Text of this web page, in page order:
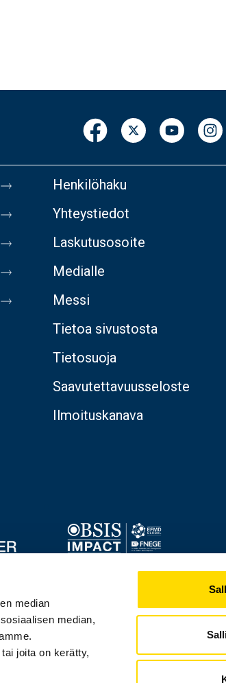
median
median,
joita on kerätty,
Henkilöhaku
Yhteystiedot
Laskutusosoite
Medialle
Messi
Tietoa sivustosta
Tietosuoja
Saavutettavuusseloste
Ilmoituskanava
Image